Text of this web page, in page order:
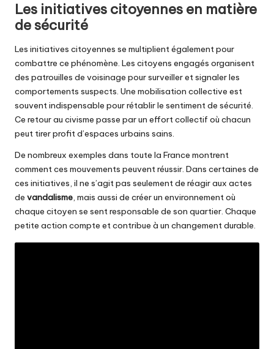
Les initiatives citoyennes en matière
de sécurité
Les initiatives citoyennes se multiplient également pour
combattre ce phénomène. Les citoyens engagés organisent
des patrouilles de voisinage pour surveiller et signaler les
comportements suspects. Une mobilisation collective est
souvent indispensable pour rétablir le sentiment de sécurité.
Ce retour au civisme passe par un effort collectif où chacun
peut tirer profit d’espaces urbains sains.
De nombreux exemples dans toute la France montrent
comment ces mouvements peuvent réussir. Dans certaines de
ces initiatives, il ne s’agit pas seulement de réagir aux actes
de vandalisme, mais aussi de créer un environnement où
chaque citoyen se sent responsable de son quartier. Chaque
petite action compte et contribue à un changement durable.